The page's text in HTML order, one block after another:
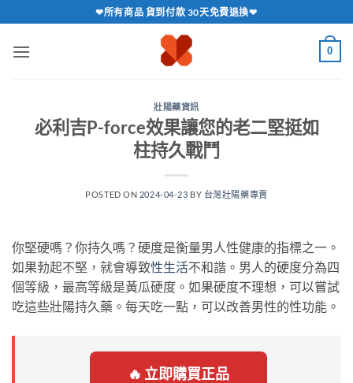
轉
❤所有商品 貨到付款 30天免費退換❤
0
壯陽藥資訊
必利吉P-force效果讓您的老二堅挺如
柱持久戰鬥
POSTED ON 2024-04-23 BY 台灣壯陽藥專賣
你堅硬嗎？你持久嗎？硬度是衡量男人性健康的指標之一。
如果勃起不堅，就會導致性生活不和諧。男人的硬度分為四
個等級，最高等級是黃瓜硬度。如果硬度不理想，可以嘗試
吃這些壯陽持久藥。每天吃一點，可以改善男性的性功能。
🔥 立即購買正品